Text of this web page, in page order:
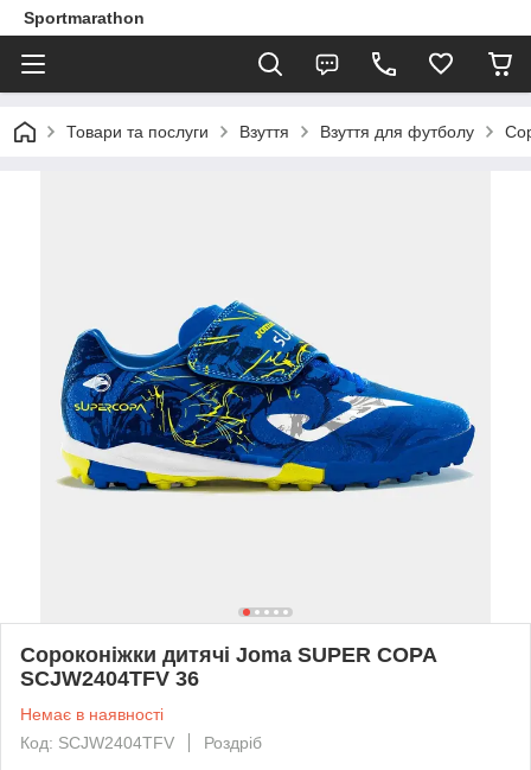
Sportmarathon
Товари та послуги Взуття Взуття для футболу
Сороконіжки дитячі Joma SUPER COPA
SCJW2404TFV 36
Немає в наявності
Код: SCJW2404TFV
Роздріб